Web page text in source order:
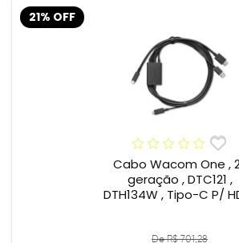
21% OFF
Cabo Wacom One ,
geração , DTC121 ,
DTH134W , Tipo-C P/
De R$ 701,28